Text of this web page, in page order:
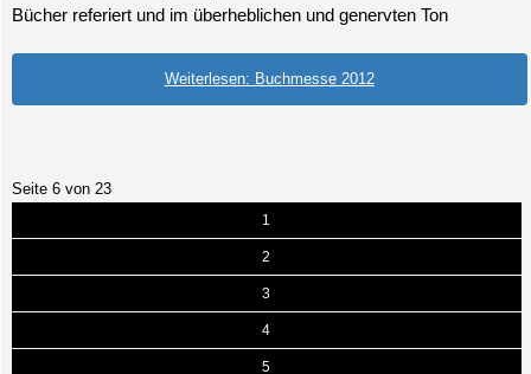
Bücher referiert und im überheblichen und genervten Ton
Weiterlesen: Buchmesse 2012
Seite 6 von 23
1
2
3
4
5